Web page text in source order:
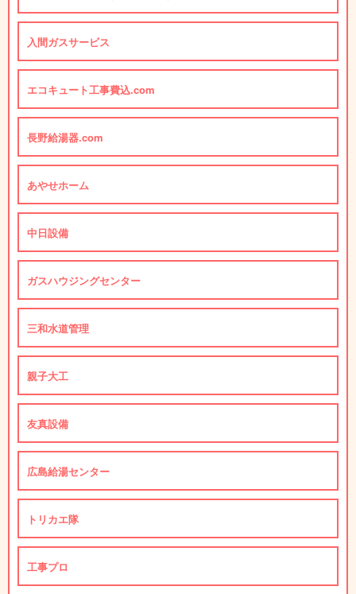
入間ガスサービス
エコキュート工事費込.com
長野給湯器.com
あやせホーム
中日設備
ガスハウジングセンター
三和水道管理
親子大工
友真設備
広島給湯センター
トリカエ隊
工事プロ